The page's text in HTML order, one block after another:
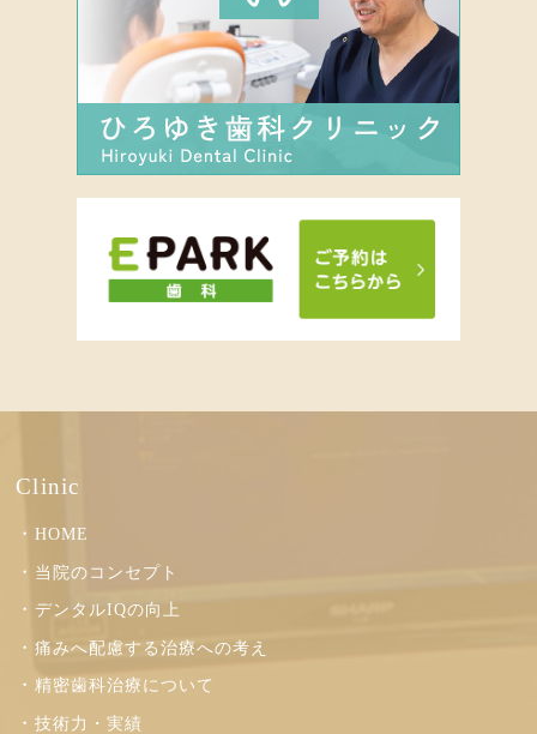
Clinic
HOME
当院のコンセプト
デンタルIQの向上
痛みへ配慮する治療への考え
精密歯科治療について
技術力・実績